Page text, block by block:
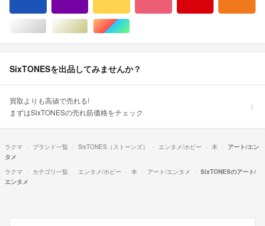
シルバー/銀色系ゴールド/金色系マルチカラー
SixTONESを出品してみませんか？
買取よりも高値で売れる!
まずはSixTONESの売れ筋価格をチェック
ラクマ ブランド一覧 SixTONES（ストーンズ） エンタメ/ホビー 本
アート/エン
タメ
ラクマ
カテゴリ一覧 エンタメ/ホビー 本 アート/エンタメ
SixTONESのアート/
エンタメ